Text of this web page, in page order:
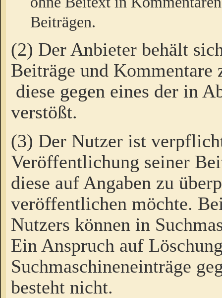
Beiträgen.
(2) Der Anbieter behält
Beiträge und Kommentare
diese gegen eines der in
verstößt.
(3) Der Nutzer ist
Veröffentlichung seiner
diese auf Angaben zu
veröffentlichen möchte.
Nutzers können in
Ein Anspruch auf
Suchmaschineneinträge
besteht nicht.